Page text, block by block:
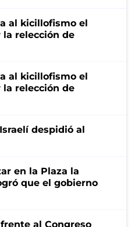
al kicillofismo el
relección de
al kicillofismo el
relección de
despidió al
en la Plaza la
que el gobierno
al Congreso